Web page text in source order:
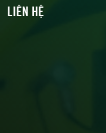
LIÊN HỆ